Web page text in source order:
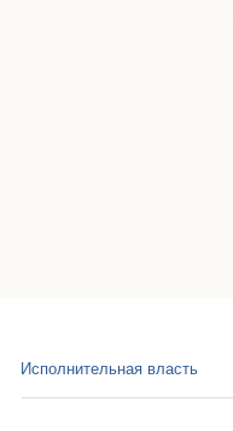
Исполнительная власть